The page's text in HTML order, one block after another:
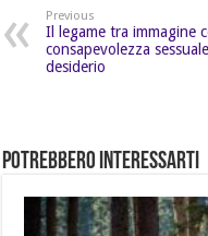
Previous
Il legame tra immagine
consapevolezza
desiderio
Potrebbero Interessarti